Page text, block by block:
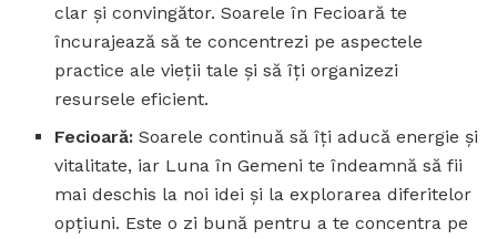
clar și convingător. Soarele în Fecioară te
încurajează să te concentrezi pe aspectele
practice ale vieții tale și să îți organizezi
resursele eficient.
Fecioară: Soarele continuă să îți aducă energie și
vitalitate, iar Luna în Gemeni te îndeamnă să fii
mai deschis la noi idei și la explorarea diferitelor
opțiuni. Este o zi bună pentru a te concentra pe